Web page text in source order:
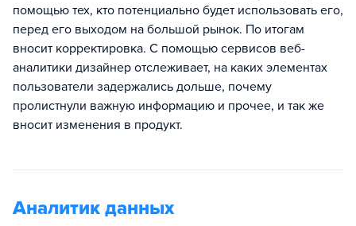
помощью тех, кто потенциально будет использовать его,
перед его выходом на большой рынок. По итогам
вносит корректировка. С помощью сервисов веб-
аналитики дизайнер отслеживает, на каких элементах
пользователи задержались дольше, почему
пролистнули важную информацию и прочее, и так же
вносит изменения в продукт.
Аналитик данных